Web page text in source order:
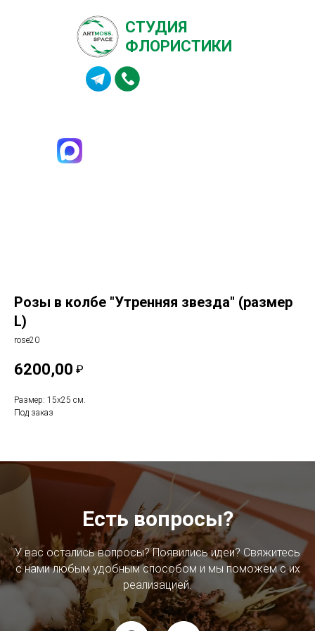
СТУДИЯ
ФЛОРИСТИКИ
Розы в колбе "Утренняя звезда" (размер
L)
rose20
6200,00 ₽
Размер: 15х25 см.
Под заказ
Есть вопросы?
У вас остались вопросы? Появились идеи? Свяжитесь
с нами любым удобным способом и мы поможем с их
реализацией.